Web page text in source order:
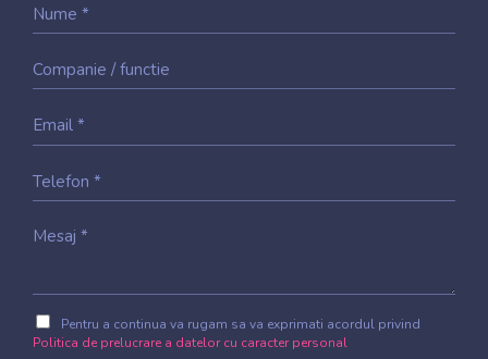
Pentru a continua va rugam sa va exprimati acordul privind
Politica de prelucrare a datelor cu caracter personal